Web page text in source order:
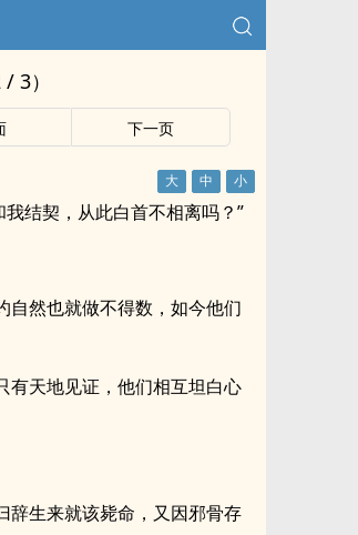
3）
下一页
结契，从此白首不相离吗？”
自然也就做不得数，如今他们
有天地见证，他们相互坦白心
辞生来就该毙命，又因邪骨存